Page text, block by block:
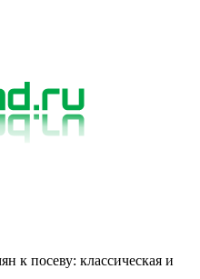
к посеву: классическая и